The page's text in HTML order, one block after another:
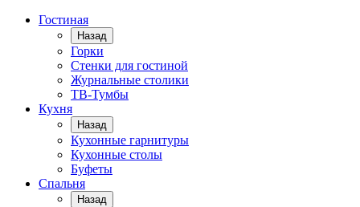
Гостиная
Назад
Горки
Стенки для гостиной
Журнальные столики
TВ-Тумбы
Кухня
Назад
Кухонные гарнитуры
Кухонные столы
Буфеты
Спальня
Назад